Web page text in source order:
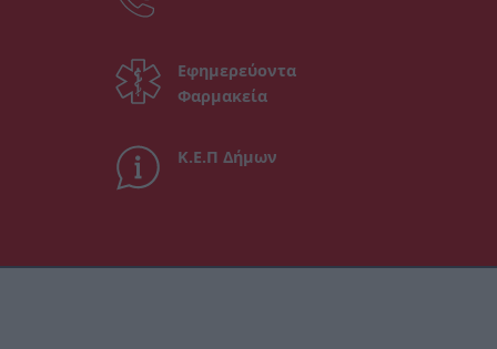
Εφημερεύοντα
Φαρμακεία
Κ.Ε.Π Δήμων